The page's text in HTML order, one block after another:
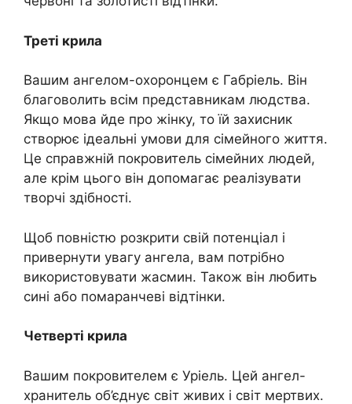
Треті крила
Вашим ангелом-охоронцем є Габріель. Він
благоволить всім представникам людства.
Якщо мова йде про жінку, то їй захисник
створює ідеальні умови для сімейного життя.
Це справжній покровитель сімейних людей,
але крім цього він допомагає реалізувати
творчі здібності.
Щоб повністю розкрити свій потенціал і
привернути увагу ангела, вам потрібно
використовувати жасмин. Також він любить
сині або помаранчеві відтінки.
Четверті крила
Вашим покровителем є Уріель. Цей ангел-
хранитель об’єднує світ живих і світ мертвих.